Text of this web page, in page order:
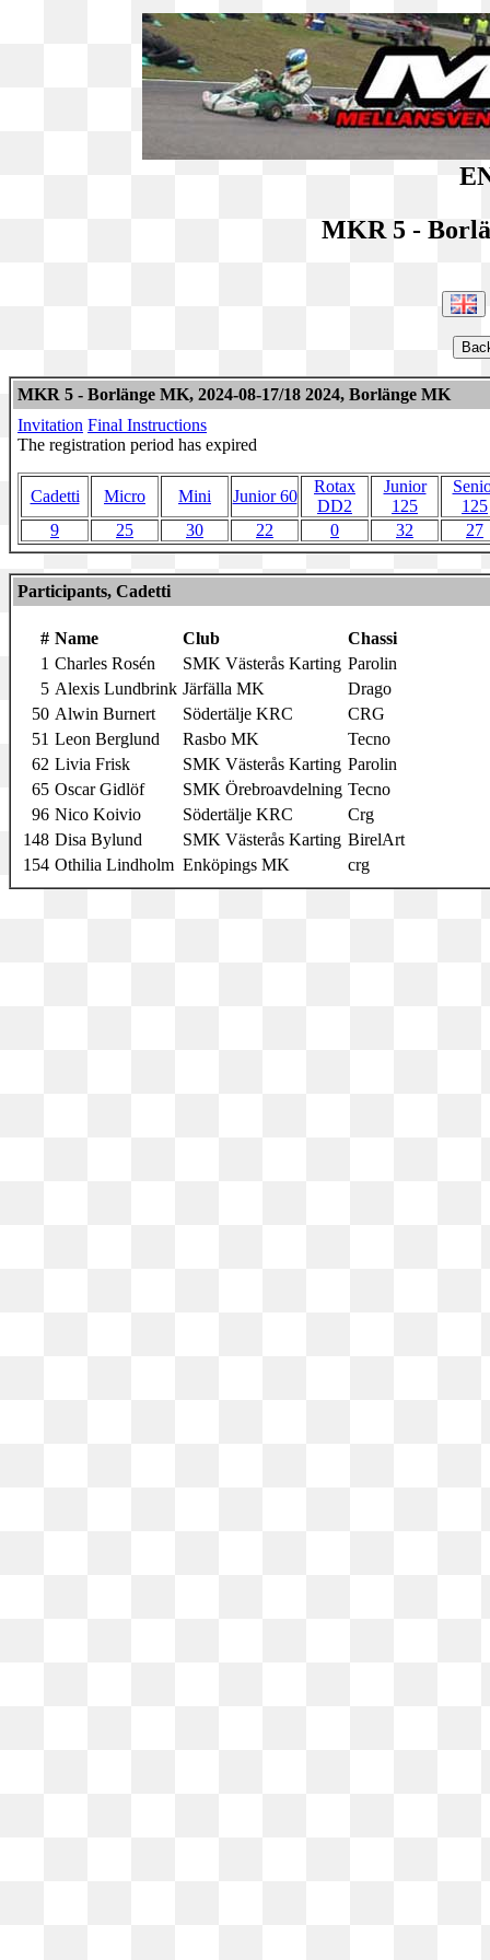
MKR 5 -
MKR 5 - Borlänge MK, 2024-08-17/18 2024, Borlänge MK
Invitation Final Instructions
The registration period has expired
Cadetti Micro Mini Junior 60
Rotax
DD2
Junior
125
125
9
25 30 22 0 32 27
Participants, Cadetti
# Name Club
Chassi
1 Charles Rosén SMK Västerås Karting Parolin
5 Alexis Lundbrink Järfälla MK
Drago
50 Alwin Burnert Södertälje KRC
CRG
51 Leon Berglund Rasbo MK
Tecno
62 Livia Frisk SMK Västerås Karting Parolin
65 Oscar Gidlöf SMK Örebroavdelning Tecno
96 Nico Koivio Södertälje KRC
Crg
148 Disa Bylund SMK Västerås Karting BirelArt
154 Othilia Lindholm Enköpings MK crg